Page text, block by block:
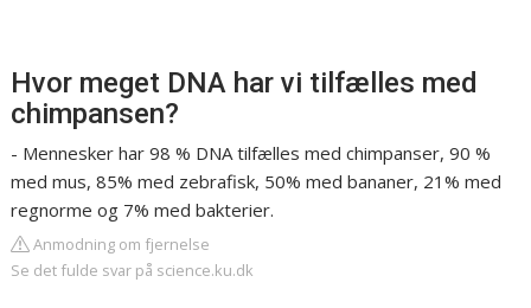
Hvor meget DNA har vi tilfælles med
chimpansen?
- Mennesker har 98 % DNA tilfælles med chimpanser, 90 %
med mus, 85% med zebrafisk, 50% med bananer, 21% med
regnorme og 7% med bakterier.
Anmodning om fjernelse
Se det fulde svar på science.ku.dk